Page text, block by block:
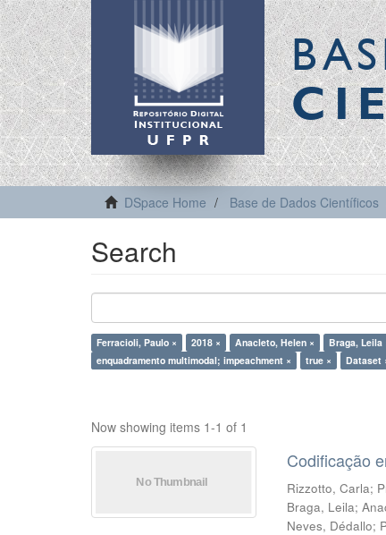
DSpace Home Base de Dados Científicos
Search
Ferracioli, Paulo × 2018 × Anacleto, Helen × Braga, Leila
enquadramento multimodal; impeachment ×
true × Dataset
Now showing items 1-1 of 1
Codificação
Rizzotto, Carla;
Braga, Leila;
Neves, Dédallo;